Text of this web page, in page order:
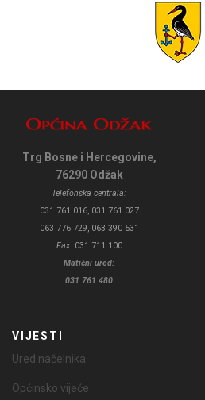
Trg Bosne i Hercegovine,
76290 Odžak
Telefonska centrala:
031 761 016, 031 761 027
063 776 729, 063 390 531
Fax: 031 711 100
Matični ured:
031 761 480
VIJESTI
Ured načelnika
Općinsko vijeće